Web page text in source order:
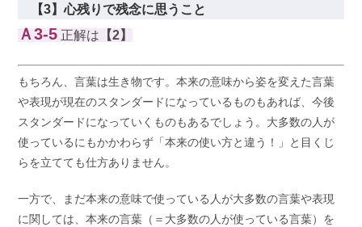
【3】心残りで残念に思うこと
Ａ3-5正解は 【2】
もちろん、言葉は生き物です。本来の意味から姿を変えた言葉
や表現が現在のスタンダードになっているものもあれば、今後
スタンダードになっていくものもあるでしょう。大多数の人が
使っているにもかかわらず「本来の使い方と違う！」と目くじ
らを立てても仕方ありません。
一方で、まだ本来の意味で使っている人が大多数の言葉や表現
に関しては、本来の言葉（＝大多数の人が使っている言葉）を